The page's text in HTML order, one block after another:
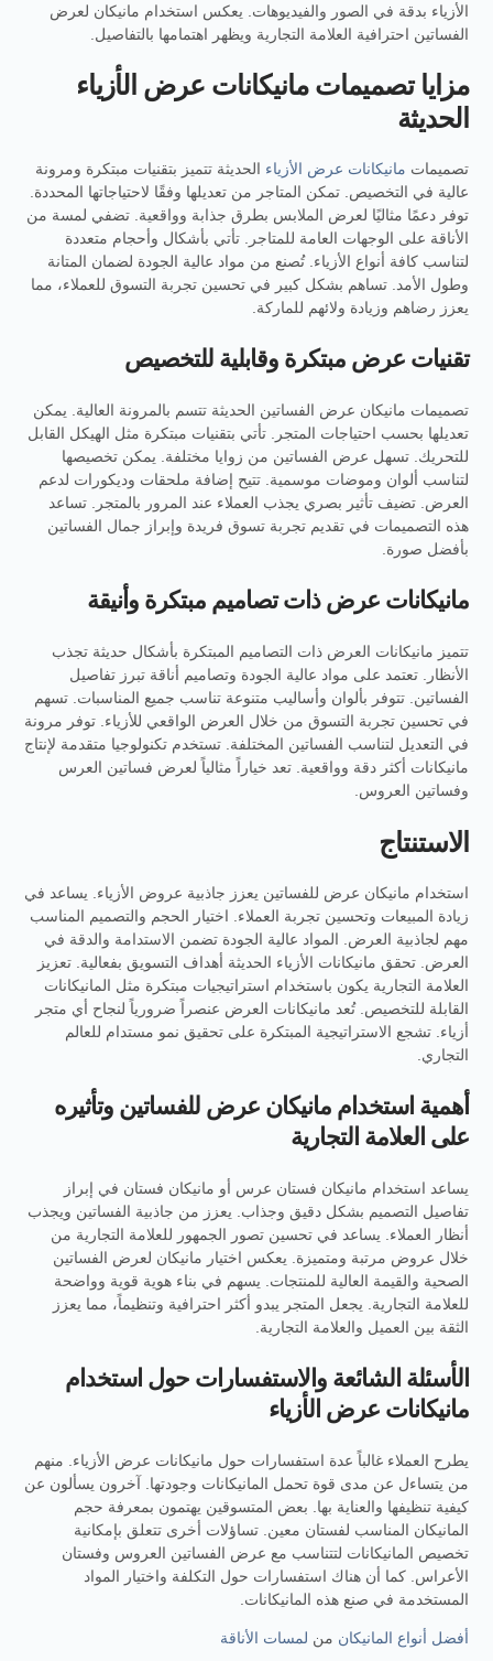
الأزياء بدقة في الصور والفيديوهات. يعكس استخدام مانيكان لعرض
الفساتين احترافية العلامة التجارية ويظهر اهتمامها بالتفاصيل.
مزايا تصميمات مانيكانات عرض الأزياء
الحديثة
تصميمات مانيكانات عرض الأزياء الحديثة تتميز بتقنيات مبتكرة ومرونة
عالية في التخصيص. تمكن المتاجر من تعديلها وفقًا لاحتياجاتها المحددة.
توفر دعمًا مثاليًا لعرض الملابس بطرق جذابة وواقعية. تضفي لمسة من
الأناقة على الوجهات العامة للمتاجر. تأتي بأشكال وأحجام متعددة
لتناسب كافة أنواع الأزياء. تُصنع من مواد عالية الجودة لضمان المتانة
وطول الأمد. تساهم بشكل كبير في تحسين تجربة التسوق للعملاء، مما
يعزز رضاهم وزيادة ولائهم للماركة.
تقنيات عرض مبتكرة وقابلية للتخصيص
تصميمات مانيكان عرض الفساتين الحديثة تتسم بالمرونة العالية. يمكن
تعديلها بحسب احتياجات المتجر. تأتي بتقنيات مبتكرة مثل الهيكل القابل
للتحريك. تسهل عرض الفساتين من زوايا مختلفة. يمكن تخصيصها
لتناسب ألوان وموضات موسمية. تتيح إضافة ملحقات وديكورات لدعم
العرض. تضيف تأثير بصري يجذب العملاء عند المرور بالمتجر. تساعد
هذه التصميمات في تقديم تجربة تسوق فريدة وإبراز جمال الفساتين
بأفضل صورة.
مانيكانات عرض ذات تصاميم مبتكرة وأنيقة
تتميز مانيكانات العرض ذات التصاميم المبتكرة بأشكال حديثة تجذب
الأنظار. تعتمد على مواد عالية الجودة وتصاميم أناقة تبرز تفاصيل
الفساتين. تتوفر بألوان وأساليب متنوعة تناسب جميع المناسبات. تسهم
في تحسين تجربة التسوق من خلال العرض الواقعي للأزياء. توفر مرونة
في التعديل لتناسب الفساتين المختلفة. تستخدم تكنولوجيا متقدمة لإنتاج
مانيكانات أكثر دقة وواقعية. تعد خياراً مثالياً لعرض فساتين العرس
وفساتين العروس.
الاستنتاج
استخدام مانيكان عرض للفساتين يعزز جاذبية عروض الأزياء. يساعد في
زيادة المبيعات وتحسين تجربة العملاء. اختيار الحجم والتصميم المناسب
مهم لجاذبية العرض. المواد عالية الجودة تضمن الاستدامة والدقة في
العرض. تحقق مانيكانات الأزياء الحديثة أهداف التسويق بفعالية. تعزيز
العلامة التجارية يكون باستخدام استراتيجيات مبتكرة مثل المانيكانات
القابلة للتخصيص. تُعد مانيكانات العرض عنصراً ضرورياً لنجاح أي متجر
أزياء. تشجع الاستراتيجية المبتكرة على تحقيق نمو مستدام للعالم
التجاري.
أهمية استخدام مانيكان عرض للفساتين وتأثيره
على العلامة التجارية
يساعد استخدام مانيكان فستان عرس أو مانيكان فستان في إبراز
تفاصيل التصميم بشكل دقيق وجذاب. يعزز من جاذبية الفساتين ويجذب
أنظار العملاء. يساعد في تحسين تصور الجمهور للعلامة التجارية من
خلال عروض مرتبة ومتميزة. يعكس اختيار مانيكان لعرض الفساتين
الصحية والقيمة العالية للمنتجات. يسهم في بناء هوية قوية وواضحة
للعلامة التجارية. يجعل المتجر يبدو أكثر احترافية وتنظيماً، مما يعزز
الثقة بين العميل والعلامة التجارية.
الأسئلة الشائعة والاستفسارات حول استخدام
مانيكانات عرض الأزياء
يطرح العملاء غالباً عدة استفسارات حول مانيكانات عرض الأزياء. منهم
من يتساءل عن مدى قوة تحمل المانيكانات وجودتها. آخرون يسألون عن
كيفية تنظيفها والعناية بها. بعض المتسوقين يهتمون بمعرفة حجم
المانيكان المناسب لفستان معين. تساؤلات أخرى تتعلق بإمكانية
تخصيص المانيكانات لتتناسب مع عرض الفساتين العروس وفستان
الأعراس. كما أن هناك استفسارات حول التكلفة واختيار المواد
المستخدمة في صنع هذه المانيكانات.
أفضل أنواع المانيكان من لمسات الأناقة